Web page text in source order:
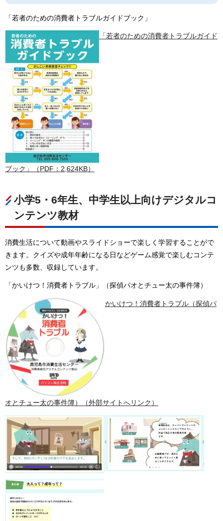
「若者のための消費者トラブルガイドブック」
「若者のための消費者トラブルガイド
ブック」（PDF：2,624KB）
小学5・6年生、中学生以上向けデジタルコ
ンテンツ教材
消費生活について動画やスライドショーで楽しく学習することがで
きます。クイズや成年年齢になる日などゲーム感覚で楽しむコンテ
ンツも多数、収録しています。
「かいけつ！消費者トラブル」（探偵パオとチュー太の事件簿）
かいけつ！消費者トラブル（探偵パ
オとチュー太の事件簿）（外部サイトへリンク）